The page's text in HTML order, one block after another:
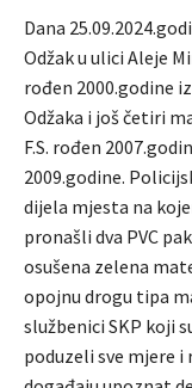
Dana
Odžak u ulici Aleje
rođen 2000.godine
Odžaka i još četiri
F.S. rođen
2009.godine.
dijela mjesta na
pronašli dva PVC
osušena zelena
opojnu drogu tipa
službenici SKP koji
poduzeli sve mjere